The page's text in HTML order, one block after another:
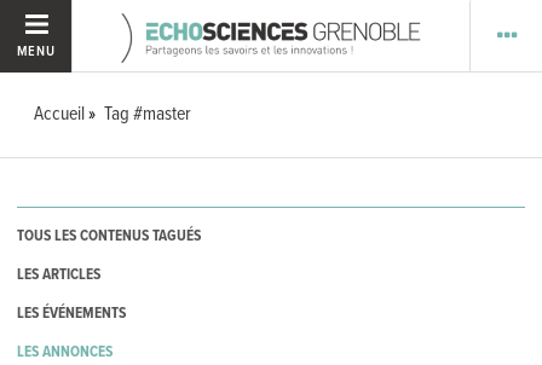
MENU
Accueil Tag #master
TOUS LES CONTENUS TAGUÉS
LES ARTICLES
LES ÉVÉNEMENTS
LES ANNONCES